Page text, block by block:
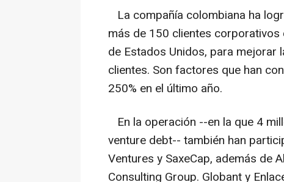
La compañía colombiana ha
más de 150 clientes
de Estados Unidos, para mejorar
clientes. Son factores que han
250% en el último año.
En la operación --en la que 4
venture debt-- también han
Ventures y SaxeCap, además de
Consulting Group. Globant y